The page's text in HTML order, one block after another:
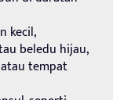
kecil,
beledu hijau,
tempat